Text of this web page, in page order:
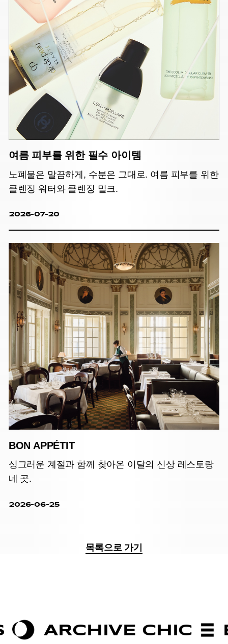
여름 피부를 위한 필수 아이템
노폐물은 말끔하게, 수분은 그대로. 여름 피부를 위한
클렌징 워터와 클렌징 밀크.
2026-07-20
BON APPÉTIT
싱그러운 계절과 함께 찾아온 이달의 신상 레스토랑
네 곳.
2026-06-25
목록으로 가기
CHIC